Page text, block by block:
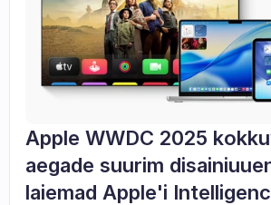
Apple WWDC 2025
aegade suurim
laiemad Apple'i